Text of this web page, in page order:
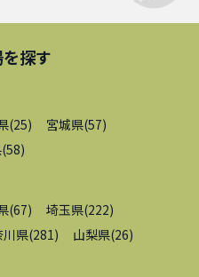
を探す
(25) 宮城県(57)
(58)
(67) 埼玉県(222)
川県(281) 山梨県(26)